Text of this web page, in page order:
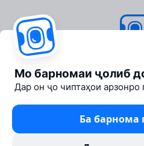
About
Мо барномаи ҷолиб
Дар он ҷо чиптаҳои арзонро
Ба барнома